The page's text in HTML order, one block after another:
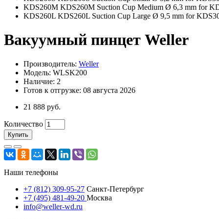
KDS260M KDS260M Suction Cup Medium Ø 6,3 mm for
KDS260L KDS260L Suction Cup Large Ø 9,5 mm for
Вакуумный пинцет Weller
Производитель: Weller
Модель: WLSK200
Наличие: 2
Готов к отгрузке: 08 августа 2026
21 888 руб.
Количество
Купить
Наши телефоны
+7 (812) 309-95-27 Санкт-Петербург
+7 (495) 481-49-20 Москва
info@weller-wd.ru